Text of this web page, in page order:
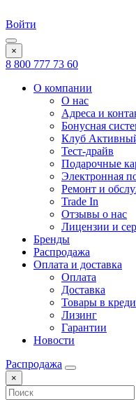
Войти
×
8 800 777 73 60
О компании
О нас
Адреса и
Бонусная
Клуб
Тест-драйв
Подарочные
Электронная
Ремонт и
Trade In
Отзывы о нас
Лицензии и
Бренды
Распродажа
Оплата и доставка
Оплата
Доставка
Товары в
Лизинг
Гарантии
Новости
Распродажа
×